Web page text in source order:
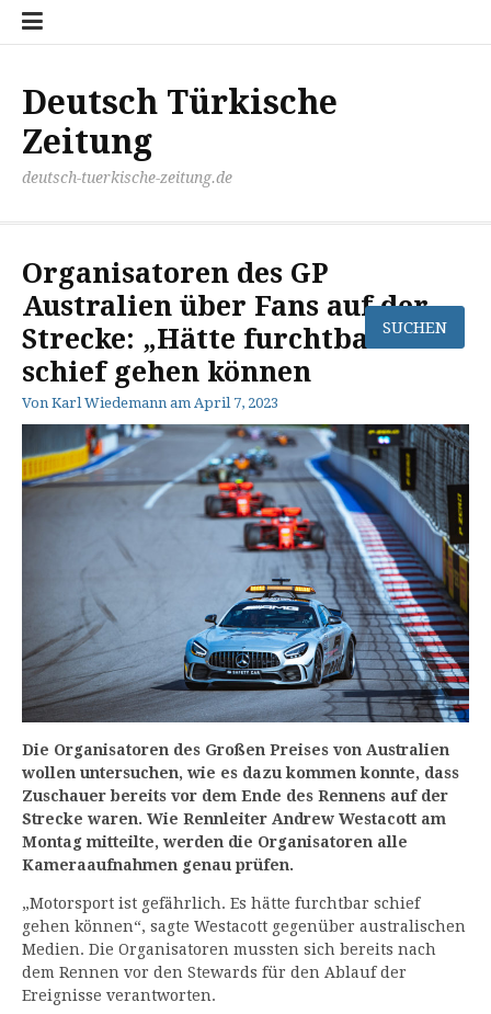
Zum
Inhalt
Deutsch Türkische
Zeitung
deutsch-tuerkische-zeitung.de
Organisatoren des GP
Australien über Fans auf der
Strecke: „Hätte furchtbar
schief gehen können
Von Karl Wiedemann am April 7, 2023
Die Organisatoren des Großen Preises von Australien
wollen untersuchen, wie es dazu kommen konnte, dass
Zuschauer bereits vor dem Ende des Rennens auf der
Strecke waren. Wie Rennleiter Andrew Westacott am
Montag mitteilte, werden die Organisatoren alle
Kameraaufnahmen genau prüfen.
„Motorsport ist gefährlich. Es hätte furchtbar schief
gehen können“, sagte Westacott gegenüber australischen
Medien. Die Organisatoren mussten sich bereits nach
dem Rennen vor den Stewards für den Ablauf der
Ereignisse verantworten.